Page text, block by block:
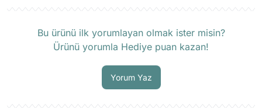
Bu ürünü ilk yorumlayan olmak ister misin?
Ürünü yorumla Hediye puan kazan!
Yorum Yaz